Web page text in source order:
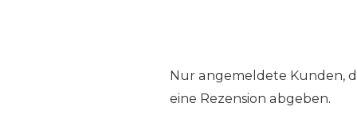
Nur angemeldete Kunden,
eine Rezension abgeben.